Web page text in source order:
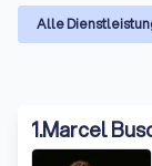
Alle
1.Marcel